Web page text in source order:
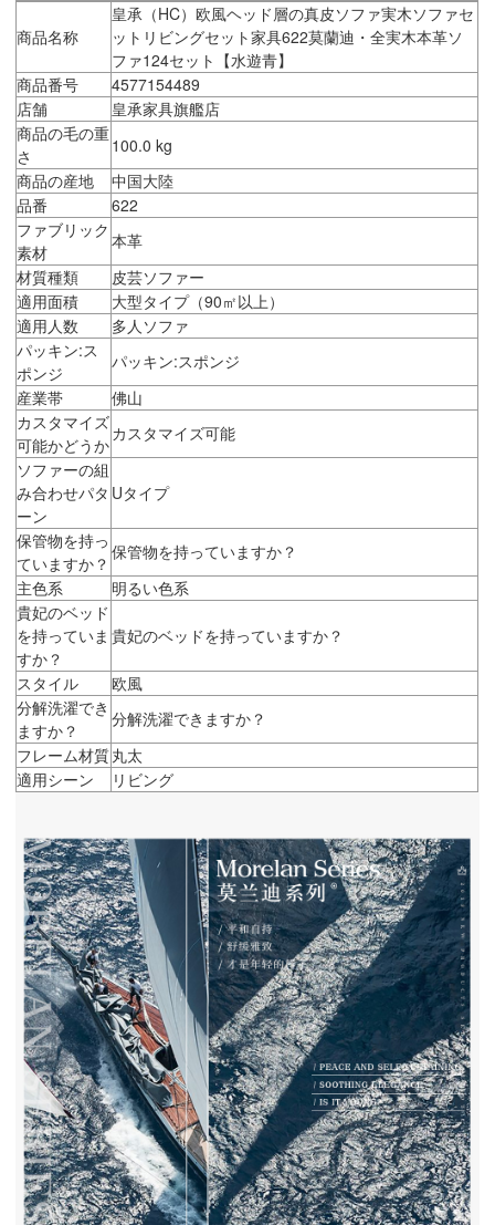
商品名称
皇承（HC）欧風ヘッド層の真皮ソファ実木ソファセ
ットリビングセット家具622莫蘭迪・全実木本革ソ
ファ124セット【水遊青】
商品番号
4577154489
店舗
皇承家具旗艦店
商品の毛の重
さ
100.0 kg
商品の産地
中国大陸
品番
622
ファブリック
素材
本革
材質種類
皮芸ソファー
適用面積
大型タイプ（90㎡以上）
適用人数
多人ソファ
パッキン:ス
ポンジ
パッキン:スポンジ
産業帯
佛山
カスタマイズ
可能かどうか
カスタマイズ可能
ソファーの組
み合わせパタ
ーン
Uタイプ
保管物を持っ
ていますか？
保管物を持っていますか？
主色系
明るい色系
貴妃のベッド
を持っていま
すか？
貴妃のベッドを持っていますか？
スタイル
欧風
分解洗濯でき
ますか？
分解洗濯できますか？
フレーム材質丸太
適用シーン
リビング